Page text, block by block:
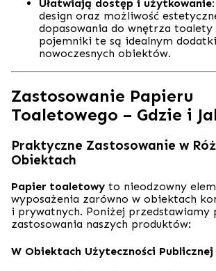
Ułatwiają dostęp i użytkowanie:
design oraz możliwość
dopasowania do wnętrza toalety
pojemniki te są idealnym
nowoczesnych obiektów.
Zastosowanie Papieru
Toaletowego – Gdzie i
Praktyczne Zastosowanie w
Obiektach
Papier toaletowy to nieodzowny
wyposażenia zarówno w obiektach
i prywatnych. Poniżej przedstawiamy
zastosowania naszych produktów:
W Obiektach Użyteczności Publicznej